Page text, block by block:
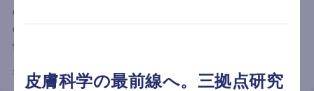
のモチベーション向上に寄与しています。また、日本人会計士
のサポートによる経営改善も実施しており、本社と現地法人の
情報共有もスムーズに行えるようになりました。
インタビュー詳細はこちら
皮膚科学の最前線へ。三拠点研究